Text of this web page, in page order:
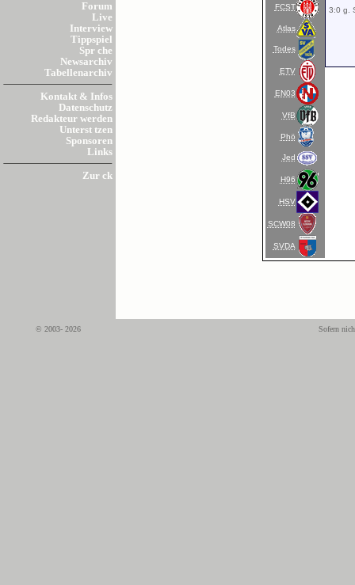
Forum
Live
Interview
Tippspiel
Spr che
Newsarchiv
Tabellenarchiv
Kontakt & Infos
Datenschutz
Redakteur werden
Unterst tzen
Sponsoren
Links
Zur ck
FCST
Atlas
Todes
ETV
EN03
VfB
Phö
Jed
H96
HSV
SCW08
SVDA
3:0 g.
© 2003- 2026 Sofern